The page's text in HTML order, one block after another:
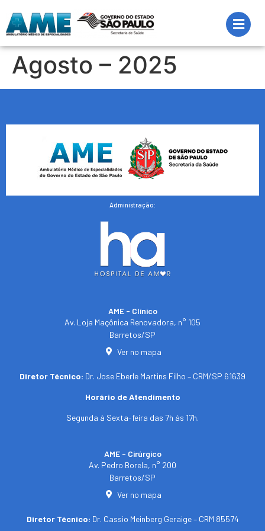
Agosto – 2025
Administração:
AME - Clínico​
Av. Loja Maçônica Renovadora, n° 105
Barretos/SP​
Ver no mapa
Diretor Técnico: Dr. Jose Eberle Martins Filho – CRM/SP 61639
Horário de Atendimento
Segunda à Sexta-feira das 7h às 17h.
AME - Cirúrgico
Av. Pedro Borela, n° 200
Barretos/SP
Ver no mapa
Diretor Técnico: Dr. Cassio Meinberg Geraige – CRM 85574